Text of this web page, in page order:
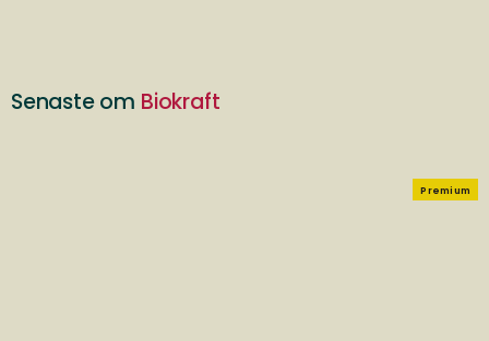
Senaste om Biokraft
Premium